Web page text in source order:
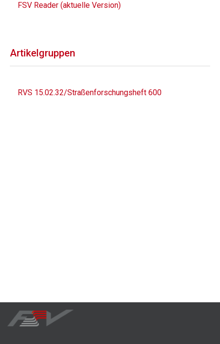
FSV Reader (aktuelle Version)
Artikelgruppen
RVS 15.02.32/Straßenforschungsheft 600